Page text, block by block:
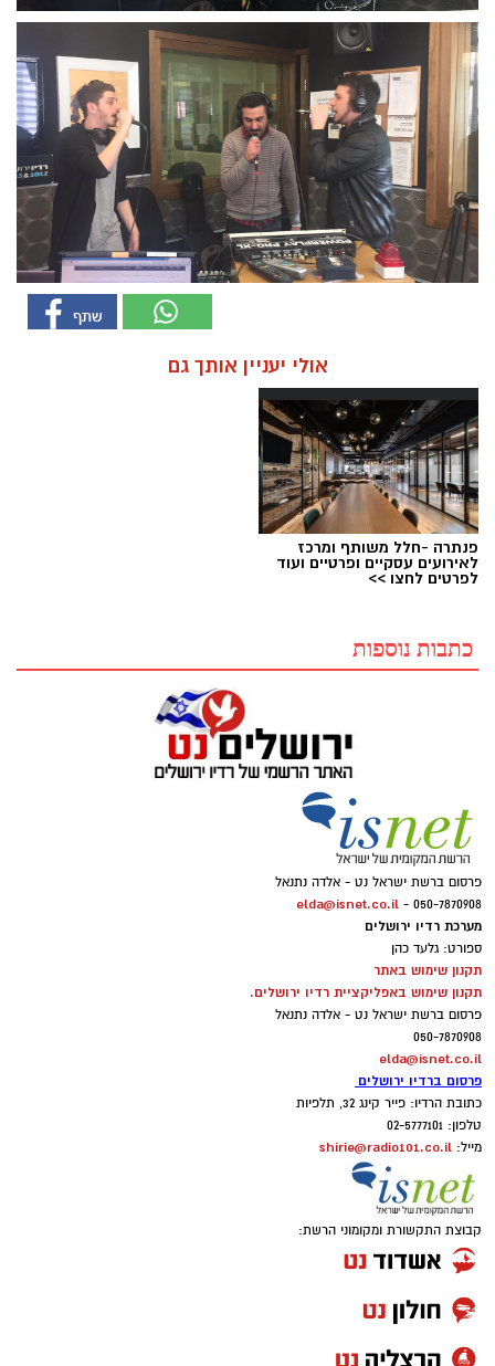
אולי יעניין אותך גם
פנתרה -חלל משותף ומרכז
לאירועים עסקיים ופרטיים ועוד
לפרטים לחצו >>
כתבות נוספות
פרסום ברשת ישראל נט - אלדה נתנאל
050-7870908 -
elda@isnet.co.il
מערכת רדיו ירושלים
ספורט: גלעד כהן
תקנון שימוש באתר
תקנון שימוש באפליקציית רדיו ירושלים.
פרסום ברשת ישראל נט - אלדה נתנאל
050-7870908
elda@isnet.co.il
פרסום ברדיו ירושלים
כתובת הרדיו: פייר קינג 32, תלפיות
טלפון: 02-5777101
מייל: shirie@radio101.co.il
קבוצת התקשורת ומקומוני הרשת: